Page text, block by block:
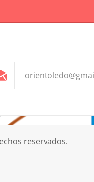
orientoledo@gmai
reservados.